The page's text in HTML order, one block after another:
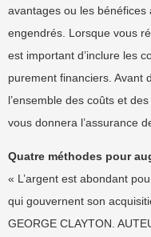
avantages ou les
engendrés. Lorsque vous
est important d’inclure les
purement financiers. Avant
l’ensemble des coûts et
vous donnera l’assurance
Quatre méthodes pour
« L’argent est abondant
qui gouvernent son
GEORGE CLAYTON.